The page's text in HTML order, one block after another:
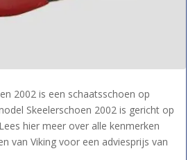
2002 is een schaatsschoen op
Skeelerschoen 2002 is gericht op
hier meer over alle kenmerken
van Viking voor een adviesprijs van